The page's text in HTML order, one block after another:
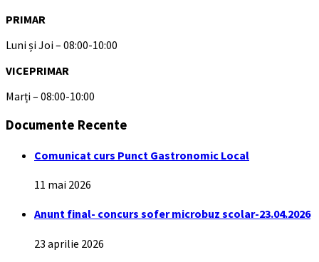
PRIMAR
Luni și Joi – 08:00-10:00
VICEPRIMAR
Marți – 08:00-10:00
Documente Recente
Comunicat curs Punct Gastronomic Local
11 mai 2026
Anunt final- concurs sofer microbuz scolar-23.04.2026
23 aprilie 2026